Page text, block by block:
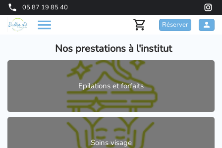
05 87 19 85 40
Réserver
Nos prestations à l'institut
Epilations et forfaits
Soins visage